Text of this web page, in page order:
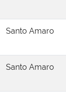
Santo Amaro
Santo Amaro